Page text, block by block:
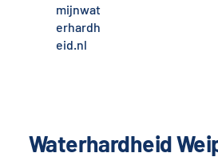
mijnwat
erhardh
eid.nl
Waterhardheid